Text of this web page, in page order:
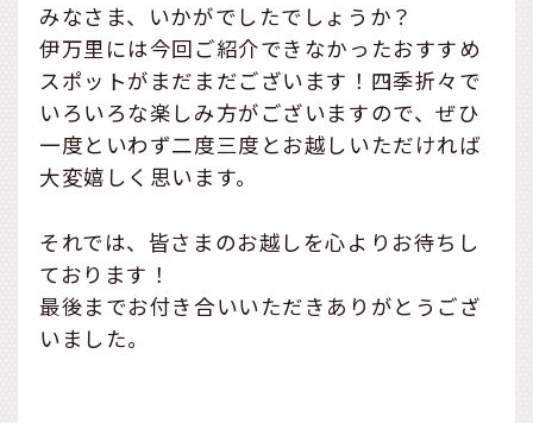
みなさま、いかがでしたでしょうか？
伊万里には今回ご紹介できなかったおすすめ
スポットがまだまだございます！四季折々で
いろいろな楽しみ方がございますので、ぜひ
一度といわず二度三度とお越しいただければ
大変嬉しく思います。
それでは、皆さまのお越しを心よりお待ちし
ております！
最後までお付き合いいただきありがとうござ
いました。